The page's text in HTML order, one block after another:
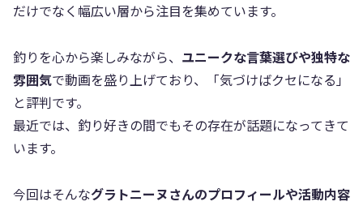
だけでなく幅広い層から注目を集めています。
釣りを心から楽しみながら、 ユニークな言葉選びや独特な
雰囲気で動画を盛り上げており、「気づけばクセになる」
と評判です。
最近では、釣り好きの間でもその存在が話題になってきて
います。
今回はそんなグラトニーヌさんのプロフィールや活動内容